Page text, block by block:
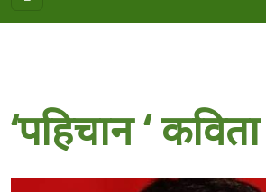
‘पहिचान ‘ कविता